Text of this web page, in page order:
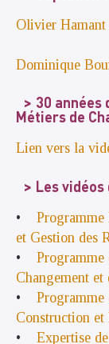
Olivier Hamant
Dominique
30
Métiers de
Lien vers la
Les
•
et Gestion des
•
Programme
Changement
• Programme
Construction
• Expertise